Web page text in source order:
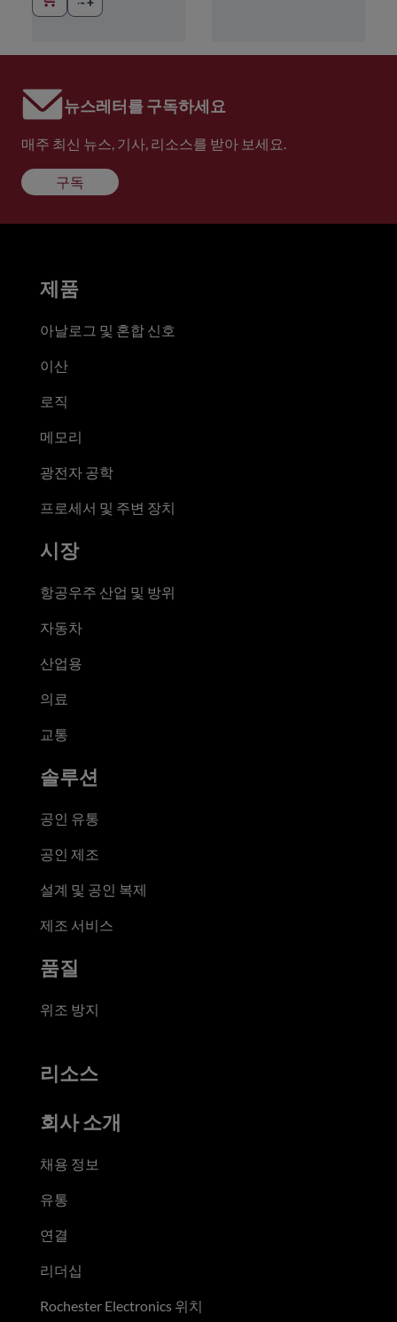
뉴스레터를 구독하세요
매주 최신 뉴스, 기사, 리소스를 받아 보세요.
구독
제품
아날로그 및 혼합 신호
이산
로직
메모리
광전자 공학
프로세서 및 주변 장치
시장
항공우주 산업 및 방위
자동차
산업용
의료
교통
솔루션
공인 유통
공인 제조
설계 및 공인 복제
제조 서비스
품질
위조 방지
리소스
회사 소개
채용 정보
유통
연결
리더십
Rochester Electronics 위치